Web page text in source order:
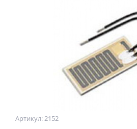
Артикул: 2152